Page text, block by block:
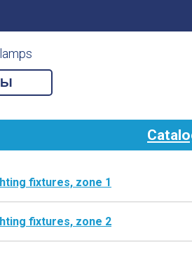
fixtures, zone 1
fixtures, zone 2